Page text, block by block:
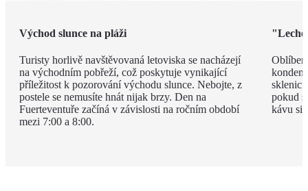
Východ slunce na pláži
Turisty horlivě navštěvovaná letoviska se nacházejí
na východním pobřeží, což poskytuje vynikající
příležitost k pozorování východu slunce. Nebojte, z
postele se nemusíte hnát nijak brzy. Den na
Fuerteventuře začíná v závislosti na ročním období
mezi 7:00 a 8:00.
pokud
kávu si